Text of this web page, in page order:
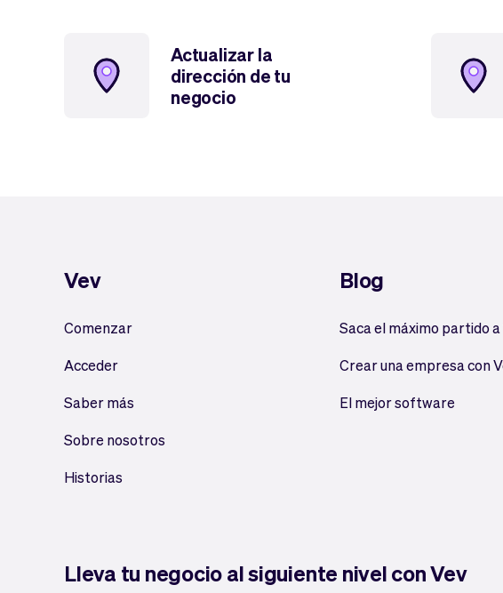
Actualizar la
dirección de tu
negocio
Vev
Comenzar
Acceder
Saber más
Sobre nosotros
Historias
Blog
Saca el máximo partido a
Crear una empresa con
El mejor software
Lleva tu negocio al siguiente nivel con Vev